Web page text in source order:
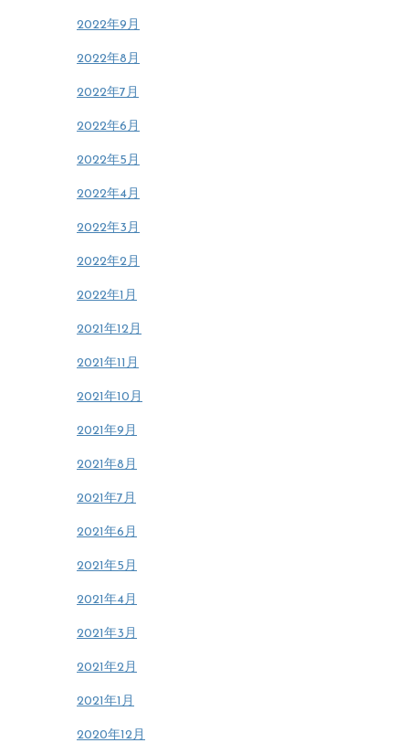
2022年9月
2022年8月
2022年7月
2022年6月
2022年5月
2022年4月
2022年3月
2022年2月
2022年1月
2021年12月
2021年11月
2021年10月
2021年9月
2021年8月
2021年7月
2021年6月
2021年5月
2021年4月
2021年3月
2021年2月
2021年1月
2020年12月